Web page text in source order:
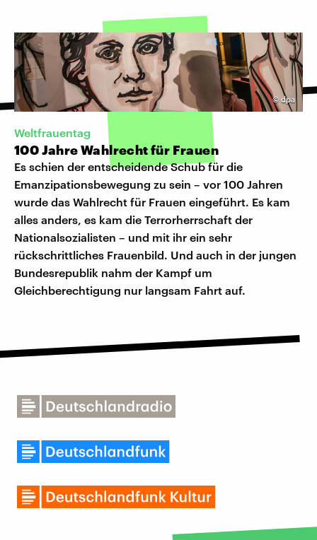
© dpa
Weltfrauentag
100 Jahre Wahlrecht für Frauen
Es schien der entscheidende Schub für die
Emanzipationsbewegung zu sein – vor 100 Jahren
wurde das Wahlrecht für Frauen eingeführt. Es kam
alles anders, es kam die Terrorherrschaft der
Nationalsozialisten – und mit ihr ein sehr
rückschrittliches Frauenbild. Und auch in der jungen
Bundesrepublik nahm der Kampf um
Gleichberechtigung nur langsam Fahrt auf.